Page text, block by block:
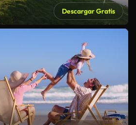
Descargar Gratis